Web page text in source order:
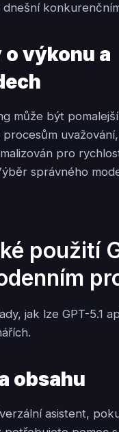
o výkonu a
může být
pro
správného
použití
jak lze GPT-5.1
obsahu
asistent,